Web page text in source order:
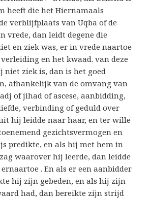
heeft die het Hiernamaals
verblijfplaats van Uqba of de
vrede, dan leidt degene die
en ziek was, er in vrede naartoe
en het kwaad. van deze
niet ziek is, dan is het goed
afhankelijk van de omvang van
of jihad of ascese, aanbidding,
verbinding of geduld over
hij leidde naar haar, en ter wille
gezichtsvermogen en
predikte, en als hij met hem in
waarover hij leerde, dan leidde
. En als er een aanbidder
hij zijn gebeden, en als hij zijn
had, dan bereikte zijn strijd